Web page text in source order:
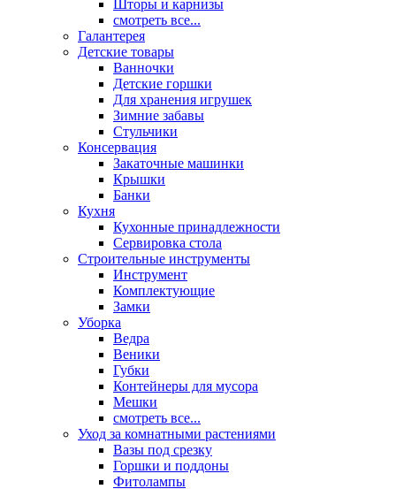
Шторы и карнизы
смотреть все...
Галантерея
Детские товары
Ванночки
Детские горшки
Для хранения игрушек
Зимние забавы
Стульчики
Консервация
Закаточные машинки
Крышки
Банки
Кухня
Кухонные принадлежности
Сервировка стола
Строительные инструменты
Инструмент
Комплектующие
Замки
Уборка
Ведра
Веники
Губки
Контейнеры для мусора
Мешки
смотреть все...
Уход за комнатными растениями
Вазы под срезку
Горшки и поддоны
Фитолампы